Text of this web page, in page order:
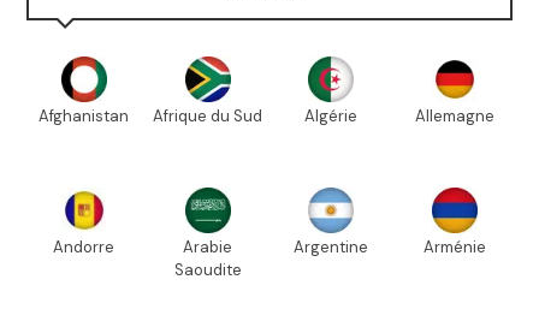
Afghanistan Afrique du Sud Algérie Allemagne
Andorre
Arabie
Saoudite
Argentine Arménie